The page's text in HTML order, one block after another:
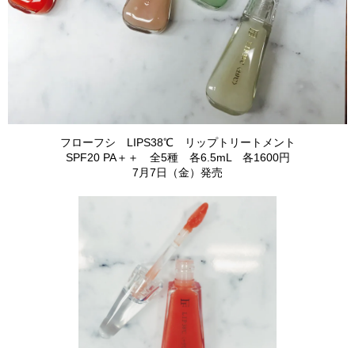
フローフシ LIPS38℃ リップトリートメント
SPF20 PA＋＋ 全5種 各6.5mL 各1600円
7月7日（金）発売